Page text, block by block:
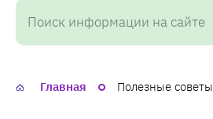
Главная Полезные советы